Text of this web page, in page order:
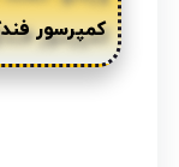
کمپرسور فندکی 2 سیلندر